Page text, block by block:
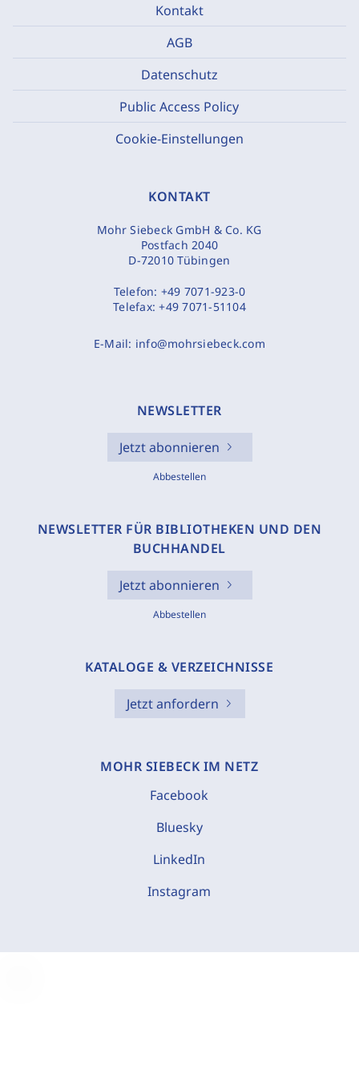
Kontakt
AGB
Datenschutz
Public Access Policy
Cookie-Einstellungen
KONTAKT
Mohr Siebeck GmbH & Co. KG
Postfach 2040
D-72010 Tübingen
Telefon: +49 7071-923-0
Telefax:+49 7071-51104
E-Mail: info@mohrsiebeck.com
NEWSLETTER
Jetzt abonnieren
Abbestellen
NEWSLETTER FÜR BIBLIOTHEKEN UND DEN
BUCHHANDEL
Jetzt abonnieren
Abbestellen
KATALOGE & VERZEICHNISSE
Jetzt anfordern
MOHR SIEBECK IM NETZ
Facebook
Bluesky
LinkedIn
Instagram